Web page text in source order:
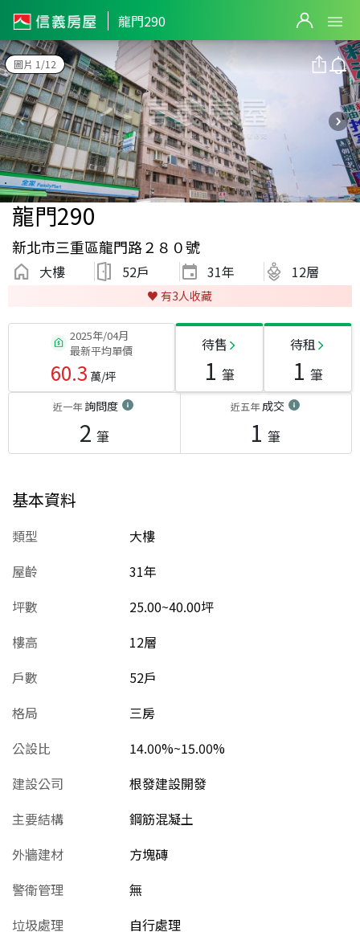
龍門290
圖片 1/12
龍門290
新北市三重區龍門路２８０號
大樓 52戶 31年 12層
♥️ 有3人收藏
2025年/04月
最新平均單價
60.3 萬/坪
待售
1 筆
待租
1 筆
近一年詢問度
2 筆
近五年成交
1 筆
基本資料
類型
大樓
屋齡
31年
坪數
25.00~40.00坪
樓高
12層
戶數
52戶
格局
三房
公設比
14.00%~15.00%
建設公司
根發建設開發
主要結構
鋼筋混凝土
外牆建材
方塊磚
警衛管理
無
垃圾處理
自行處理